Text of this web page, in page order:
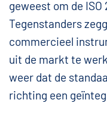
geweest om de
Tegenstanders
commercieel
uit de markt te
weer dat de
richting een